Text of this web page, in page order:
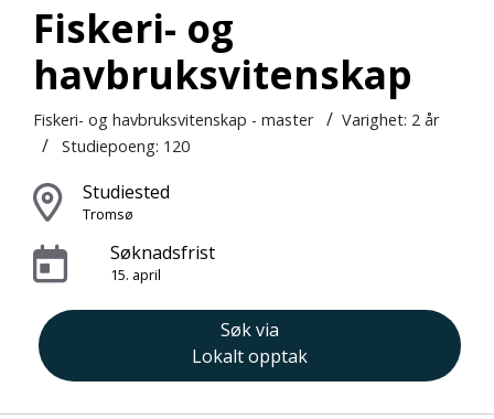
Fiskeri- og
havbruksvitenskap
Fiskeri- og havbruksvitenskap - master / Varighet: 2 år
/ Studiepoeng: 120
Studiested
Tromsø
Søknadsfrist
15. april
Søk via
Lokalt opptak